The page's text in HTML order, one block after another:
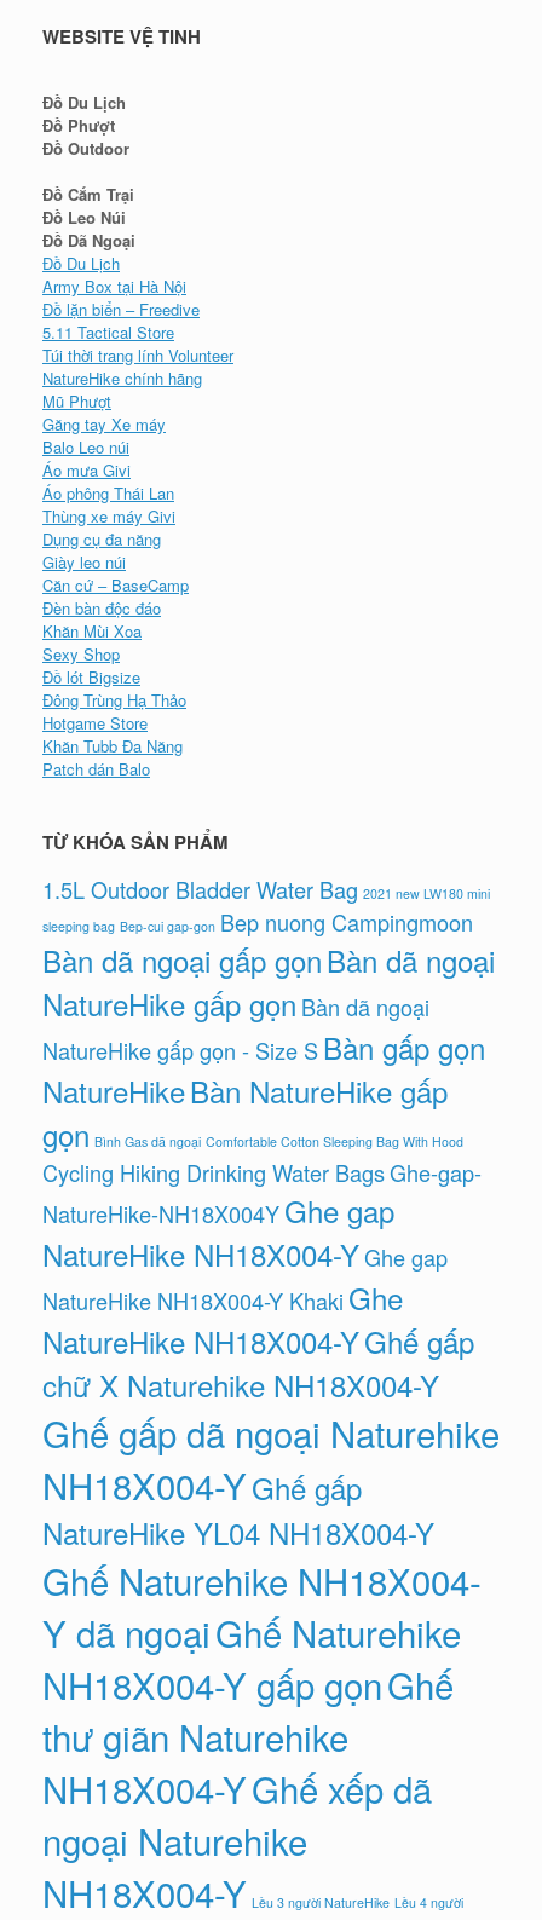
WEBSITE VỆ TINH
Đồ Du Lịch
Đồ Phượt
Đồ Outdoor
Đồ Cắm Trại
Đồ Leo Núi
Đồ Dã Ngoại
Đồ Du Lịch
Army Box tại Hà Nội
Đồ lặn biển – Freedive
5.11 Tactical Store
Túi thời trang lính Volunteer
NatureHike chính hãng
Mũ Phượt
Găng tay Xe máy
Balo Leo núi
Áo mưa Givi
Áo phông Thái Lan
Thùng xe máy Givi
Dụng cụ đa năng
Giày leo núi
Căn cứ – BaseCamp
Đèn bàn độc đáo
Khăn Mùi Xoa
Sexy Shop
Đồ lót Bigsize
Đông Trùng Hạ Thảo
Hotgame Store
Khăn Tubb Đa Năng
Patch dán Balo
TỪ KHÓA SẢN PHẨM
1.5L Outdoor Bladder Water Bag 2021 new LW180 mini
sleeping bag Bep-cui gap-gon Bep nuong Campingmoon
Bàn dã ngoại gấp gọnBàn dã ngoại
NatureHike gấp gọn Bàn dã ngoại
NatureHike gấp gọn - Size SBàn gấp gọn
NatureHikeBàn NatureHike gấp
gọn Bình Gas dã ngoại Comfortable Cotton Sleeping Bag With Hood
Cycling Hiking Drinking Water BagsGhe-gap-
NatureHike-NH18X004YGhe gap
NatureHike NH18X004-YGhe gap
NatureHike NH18X004-Y Khaki Ghe
NatureHike NH18X004-YGhế gấp
chữ X Naturehike NH18X004-Y
Ghế gấp dã ngoại Naturehike
NH18X004-YGhế gấp
NatureHike YL04 NH18X004-Y
Ghế Naturehike NH18X004-
Y dã ngoạiGhế Naturehike
NH18X004-Y gấp gọnGhế
thư giãn Naturehike
NH18X004-YGhế xếp dã
ngoại Naturehike
NH18X004-Y Lều 3 người NatureHike Lều 4 người